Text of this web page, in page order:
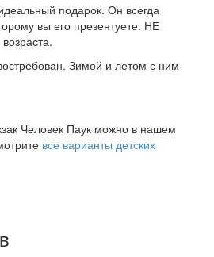
подарок. Он всегда
вы его презентуете. НЕ
Зимой и летом с ним
Человек Паук можно в нашем
все варианты детских